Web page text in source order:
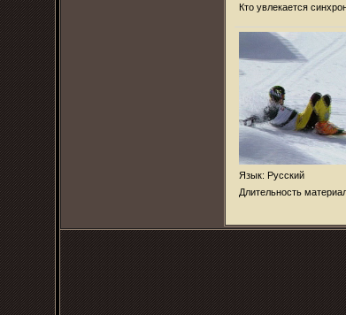
Кто увлекается
Язык: Русский
Длительность